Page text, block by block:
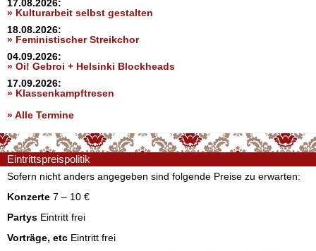
17.08.2026:
» Kulturarbeit selbst gestalten
18.08.2026:
» Feministischer Streikchor
04.09.2026:
» Oi! Gebroi + Helsinki Blockheads
17.09.2026:
» Klassenkampftresen
» Alle Termine
Eintrittspreispolitik
Sofern nicht anders angegeben sind folgende Preise zu erwarten:
Konzerte 7 – 10 €
Partys Eintritt frei
Vorträge, etc Eintritt frei